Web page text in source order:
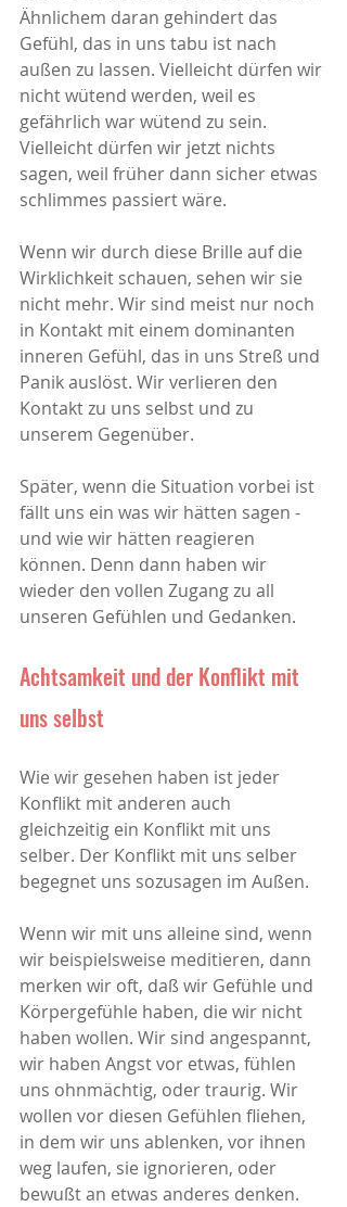
Ähnlichem daran gehindert das
Gefühl, das in uns tabu ist nach
außen zu lassen. Vielleicht dürfen wir
nicht wütend werden, weil es
gefährlich war wütend zu sein.
Vielleicht dürfen wir jetzt nichts
sagen, weil früher dann sicher etwas
schlimmes passiert wäre.
Wenn wir durch diese Brille auf die
Wirklichkeit schauen, sehen wir sie
nicht mehr. Wir sind meist nur noch
in Kontakt mit einem dominanten
inneren Gefühl, das in uns Streß und
Panik auslöst. Wir verlieren den
Kontakt zu uns selbst und zu
unserem Gegenüber.
Später, wenn die Situation vorbei ist
fällt uns ein was wir hätten sagen -
und wie wir hätten reagieren
können. Denn dann haben wir
wieder den vollen Zugang zu all
unseren Gefühlen und Gedanken.
Achtsamkeit und der Konflikt mit
uns selbst
Wie wir gesehen haben ist jeder
Konflikt mit anderen auch
gleichzeitig ein Konflikt mit uns
selber. Der Konflikt mit uns selber
begegnet uns sozusagen im Außen.
Wenn wir mit uns alleine sind, wenn
wir beispielsweise meditieren, dann
merken wir oft, daß wir Gefühle und
Körpergefühle haben, die wir nicht
haben wollen. Wir sind angespannt,
wir haben Angst vor etwas, fühlen
uns ohnmächtig, oder traurig. Wir
wollen vor diesen Gefühlen fliehen,
in dem wir uns ablenken, vor ihnen
weg laufen, sie ignorieren, oder
bewußt an etwas anderes denken.